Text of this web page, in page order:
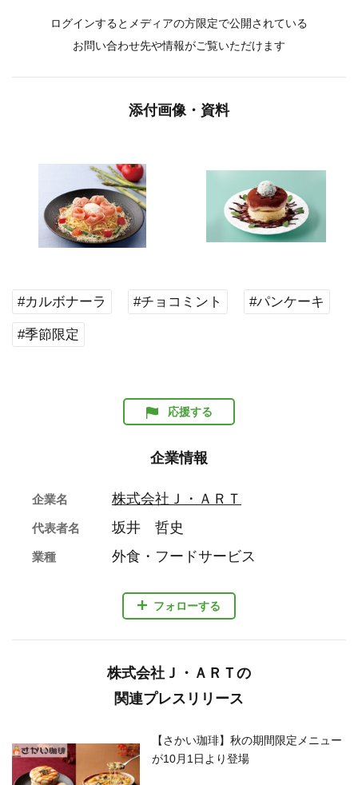
ログインするとメディアの方限定で公開されている
お問い合わせ先や情報がご覧いただけます
添付画像・資料
#カルボナーラ #チョコミント #パンケーキ
#季節限定
応援する
企業情報
フォローする
企業名 株式会社Ｊ・ＡＲＴ
代表者名 坂井 哲史
業種 外食・フードサービス
株式会社Ｊ・ＡＲＴの
関連プレスリリース
【さかい珈琲】秋の期間限定メニュー
が10月1日より登場